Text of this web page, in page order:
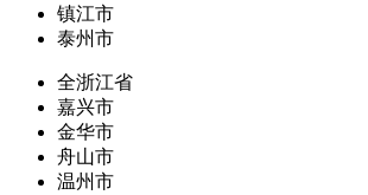
镇江市
泰州市
全浙江省
嘉兴市
金华市
舟山市
温州市